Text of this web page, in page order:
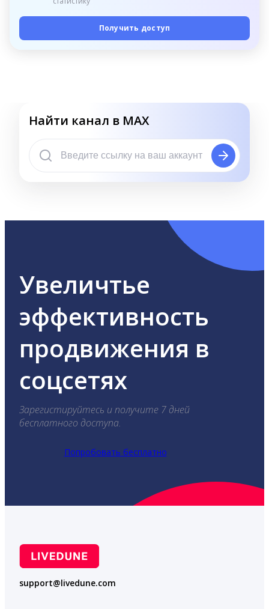
Получить доступ
Найти канал в MAX
Увеличтье
эффективность
продвижения в
соцсетях
Зарегистируйтесь и получите 7 дней
бесплатного доступа.
Попробовать бесплатно
support@livedune.com